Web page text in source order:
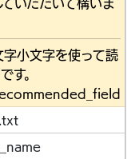
いただいて構いま
小文字を使って読
す。